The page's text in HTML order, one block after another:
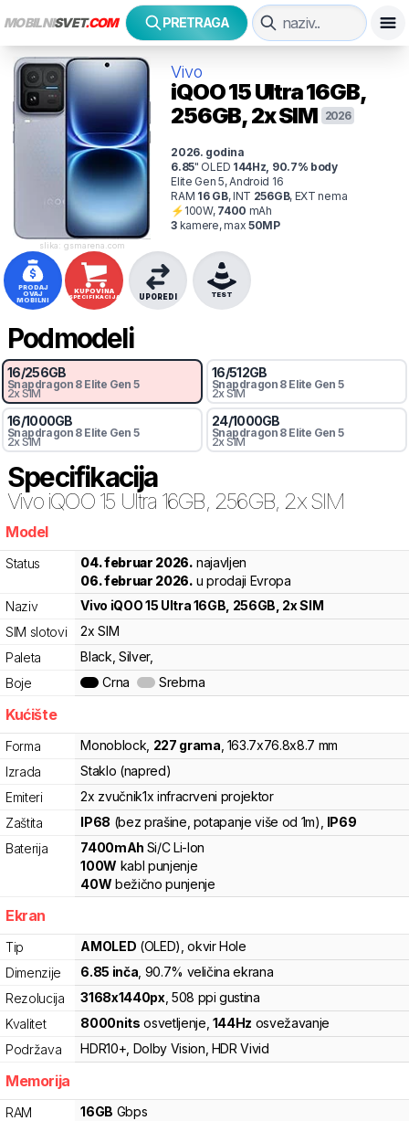
MOBILNISVET.COM PRETRAGA
slika: gsmarena.com
Vivo
iQOO 15 Ultra16GB,
256GB, 2x SIM
2026
2026. godina
6.85" OLED 144Hz 90.7% body
Elite Gen 5, Android 16
RAM 16GB,INT 256GB, EXT nema
⚡ 100W, 7400 mAh
3 kamere, max 50MP
PRODAJ
OVAJ
MOBILNI
KUPOVINA
SPECIFIKACIJA TEST
UPOREDI
Podmodeli
16/256GB
Snapdragon 8 Elite Gen 5
2x SIM
16/512GB
Snapdragon 8 Elite Gen 5
2x SIM
16/1000GB
Snapdragon 8 Elite Gen 5
2x SIM
24/1000GB
Snapdragon 8 Elite Gen 5
2x SIM
Specifikacija
Vivo iQOO 15 Ultra 16GB, 256GB, 2x SIM
Model
Status 04. februar 2026. najavljen
06. februar 2026. u prodaji Evropa
Naziv
Vivo iQOO 15 Ultra 16GB, 256GB, 2x SIM
SIM slotovi
2x SIM
Paleta
Black, Silver,
Boje
Crna Srebrna
Kućište
Forma Monoblock 227 grama 163.7x76.8x8.7 mm
Izrada
Staklo (napred)
Emiteri
2x zvučnik1x infracrveni projektor
Zaštita
IP68 (bez prašine, potapanje više od 1m) IP69
Baterija
7400mAh Si/C Li-Ion
100W kabl punjenje
40W bežično punjenje
Ekran
Tip AMOLED (OLED) , okvir Hole
Dimenzije
6.85 inča , 90.7% veličina ekrana
Rezolucija
3168x1440px, 508 ppi gustina
Kvalitet
8000nits osvetljenje 144Hz osvežavanje
Podržava
HDR10+ Dolby Vision HDR Vivid
Memorija
RAM 16GB Gbps